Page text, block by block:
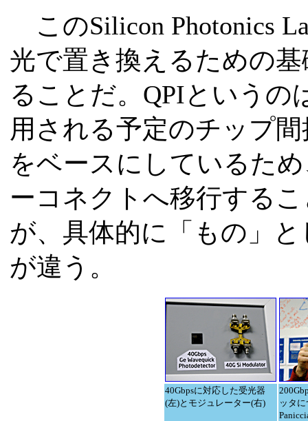
このSilicon Photonics
光で置き換えるための
ることだ。QPIというの
用される予定のチップ
をベースにしているた
ーコネクトへ移行する
が、具体的に「もの」
が違う。
40Gbpsに対応した受光器
(左)とモジュレーター(右)
ッタ